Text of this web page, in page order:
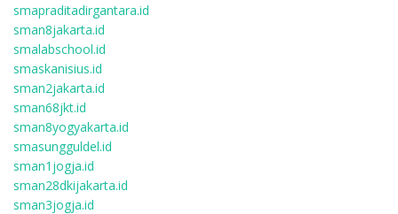
smapraditadirgantara.id
sman8jakarta.id
smalabschool.id
smaskanisius.id
sman2jakarta.id
sman68jkt.id
sman8yogyakarta.id
smasungguldel.id
sman1jogja.id
sman28dkijakarta.id
sman3jogja.id